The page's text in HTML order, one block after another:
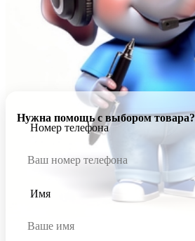
Нужна помощь с выбором товара?
Номер телефона
Имя